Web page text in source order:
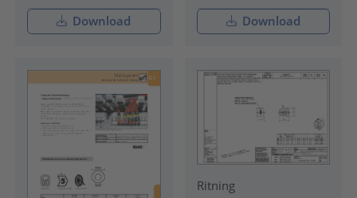
Download Download
Ritning